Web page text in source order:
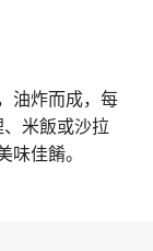
油炸而成，每
米飯或沙拉
佳餚。